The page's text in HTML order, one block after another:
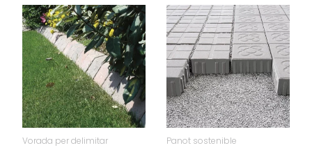
Vorada per delimitar Panot sostenible